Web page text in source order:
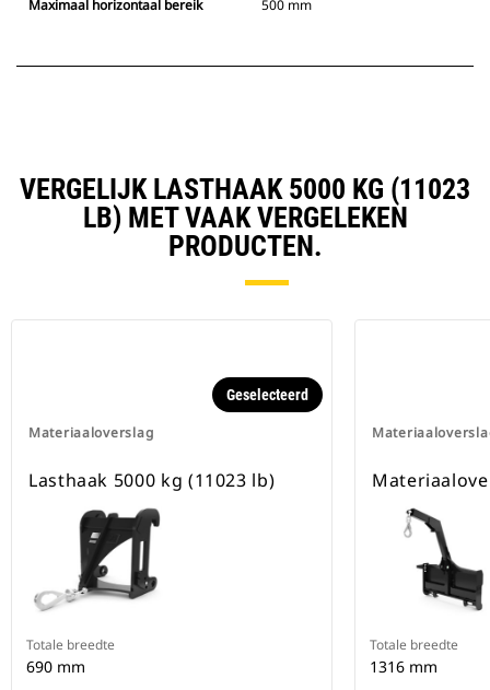
Maximaal horizontaal bereik 500 mm
VERGELIJK LASTHAAK 5000 KG (11023
LB) MET VAAK VERGELEKEN
PRODUCTEN.
Materiaaloverslag
Geselecteerd
Lasthaak 5000 kg (11023 lb)
Totale breedte
690 mm
Totale breedte
1316 mm